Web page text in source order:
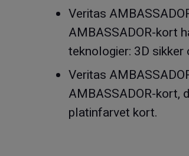
Veritas
AMBASSADOR-kort
teknologier: 3D
Veritas
AMBASSADOR-kort,
platinfarvet kort.